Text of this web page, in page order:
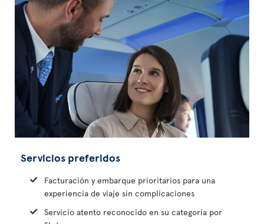
Servicios preferidos
Facturación y embarque prioritarios para una
experiencia de viaje sin complicaciones
Servicio atento reconocido en su categoría por